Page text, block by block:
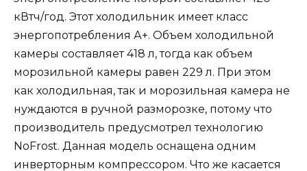
кВтч/год. Этот холодильник имеет класс
энергопотребления А+. Объем холодильной
камеры составляет 418 л, тогда как объем
морозильной камеры равен 229 л. При этом
как холодильная, так и морозильная камера не
нуждаются в ручной разморозке, потому что
производитель предусмотрел технологию
NoFrost. Данная модель оснащена одним
инверторным компрессором. Что же касается